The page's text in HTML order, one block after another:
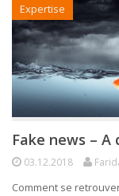
Expertise
Fake news – A
03.12.2018
Comment se